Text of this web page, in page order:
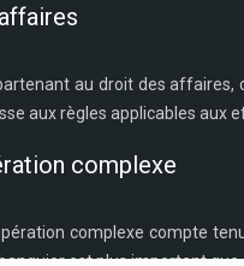
au droit des affaires,
aux règles applicables aux
complexe
complexe compte
est plus important